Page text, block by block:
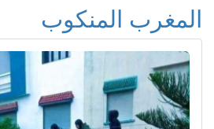
المغرب المنكوب